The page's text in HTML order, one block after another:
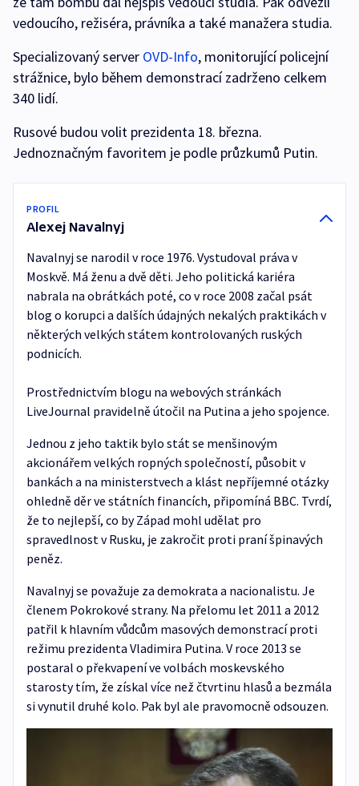
vedoucího, režiséra, právníka a také manažera studia.
Specializovaný server OVD-Info, monitorující policejní
strážnice, bylo během demonstrací zadrženo celkem
340 lidí.
Rusové budou volit prezidenta 18. března.
Jednoznačným favoritem je podle průzkumů Putin.
PROFIL
Alexej Navalnyj
Navalnyj se narodil v roce 1976. Vystudoval práva v
Moskvě. Má ženu a dvě děti. Jeho politická kariéra
nabrala na obrátkách poté, co v roce 2008 začal psát
blog o korupci a dalších údajných nekalých praktikách v
některých velkých státem kontrolovaných ruských
podnicích.
Prostřednictvím blogu na webových stránkách
LiveJournal pravidelně útočil na Putina a jeho spojence.
Jednou z jeho taktik bylo stát se menšinovým
akcionářem velkých ropných společností, působit v
bankách a na ministerstvech a klást nepříjemné otázky
ohledně děr ve státních financích, připomíná BBC. Tvrdí,
že to nejlepší, co by Západ mohl udělat pro
spravedlnost v Rusku, je zakročit proti praní špinavých
peněz.
Navalnyj se považuje za demokrata a nacionalistu. Je
členem Pokrokové strany. Na přelomu let 2011 a 2012
patřil k hlavním vůdcům masových demonstrací proti
režimu prezidenta Vladimira Putina. V roce 2013 se
postaral o překvapení ve volbách moskevského
starosty tím, že získal více než čtvrtinu hlasů a bezmála
si vynutil druhé kolo. Pak byl ale pravomocně odsouzen.